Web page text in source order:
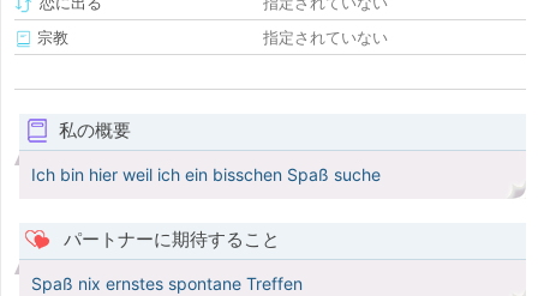
宗教
指定されていない
私の概要
Ich bin hier weil ich ein bisschen Spaß suche
パートナーに期待すること
Spaß nix ernstes spontane Treffen